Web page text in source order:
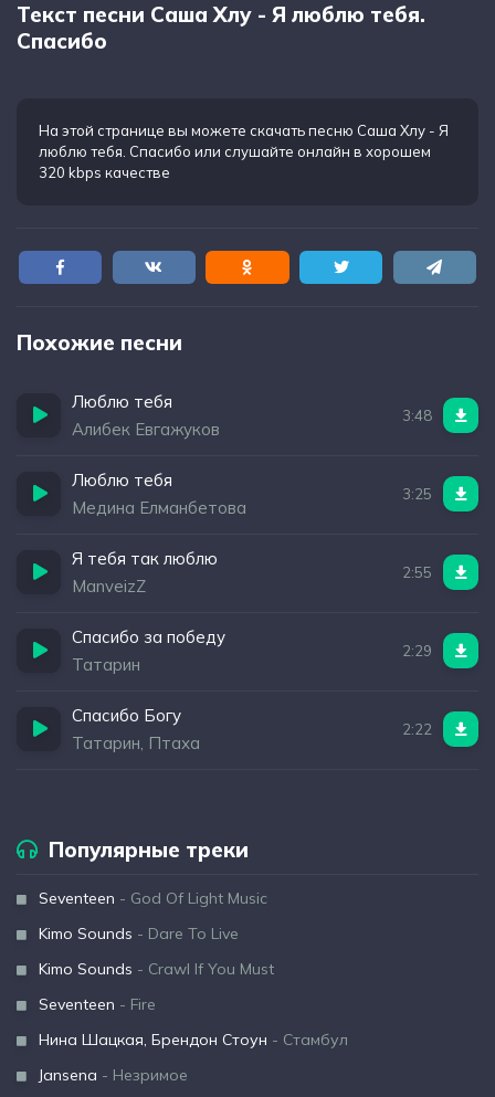
Текст песни Саша Хлу - Я люблю тебя.
Спасибо
На этой странице вы можете скачать песню Саша Хлу - Я
люблю тебя. Спасибо или слушайте онлайн в хорошем
320 kbps качестве
Похожие песни
Люблю тебя
Алибек Евгажуков
3:48
Люблю тебя
Медина Елманбетова
3:25
Я тебя так люблю
ManveizZ
2:55
Спасибо за победу
Татарин
2:29
Спасибо Богу
Татарин, Птаха
2:22
Популярные треки
Seventeen - God Of Light Music
Kimo Sounds - Dare To Live
Kimo Sounds - Crawl If You Must
Seventeen - Fire
Нина Шацкая, Брендон Стоун - Стамбул
Jansena - Незримое